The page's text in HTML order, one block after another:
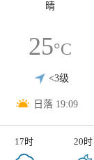
晴
25°C
<3级
日落 19:09
17时 20时